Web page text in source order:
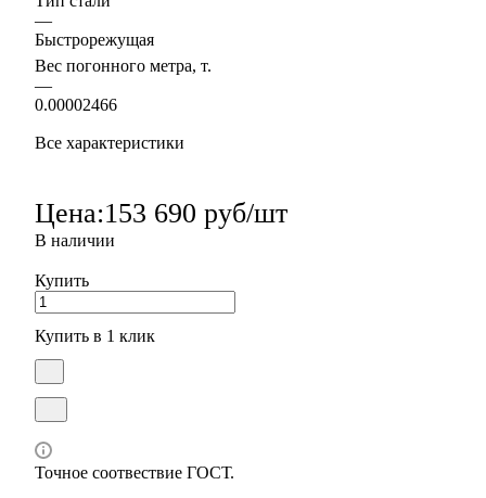
—
Быстрорежущая
Вес погонного метра, т.
—
0.00002466
Все характеристики
Цена:153 690 руб/шт
В наличии
Купить
Купить в 1 клик
Точное соотвествие ГОСТ.